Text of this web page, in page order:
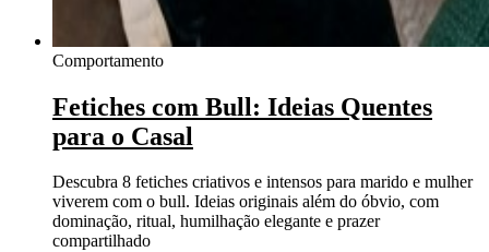
Comportamento
Fetiches com Bull: Ideias Quentes
para o Casal
Descubra 8 fetiches criativos e intensos para marido e mulher
viverem com o bull. Ideias originais além do óbvio, com
dominação, ritual, humilhação elegante e prazer
compartilhado